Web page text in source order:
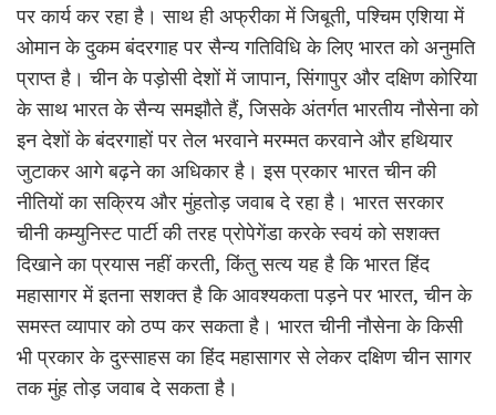
पर कार्य कर रहा है। साथ ही अफ्रीका में जिबूती, पश्चिम एशिया में
ओमान के दुकम बंदरगाह पर सैन्य गतिविधि के लिए भारत को अनुमति
प्राप्त है। चीन के पड़ोसी देशों में जापान, सिंगापुर और दक्षिण कोरिया
के साथ भारत के सैन्य समझौते हैं, जिसके अंतर्गत भारतीय नौसेना को
इन देशों के बंदरगाहों पर तेल भरवाने मरम्मत करवाने और हथियार
जुटाकर आगे बढ़ने का अधिकार है। इस प्रकार भारत चीन की
नीतियों का सक्रिय और मुंहतोड़ जवाब दे रहा है। भारत सरकार
चीनी कम्युनिस्ट पार्टी की तरह प्रोपेगेंडा करके स्वयं को सशक्त
दिखाने का प्रयास नहीं करती, किंतु सत्य यह है कि भारत हिंद
महासागर में इतना सशक्त है कि आवश्यकता पड़ने पर भारत, चीन के
समस्त व्यापार को ठप्प कर सकता है। भारत चीनी नौसेना के किसी
भी प्रकार के दुस्साहस का हिंद महासागर से लेकर दक्षिण चीन सागर
तक मुंह तोड़ जवाब दे सकता है।